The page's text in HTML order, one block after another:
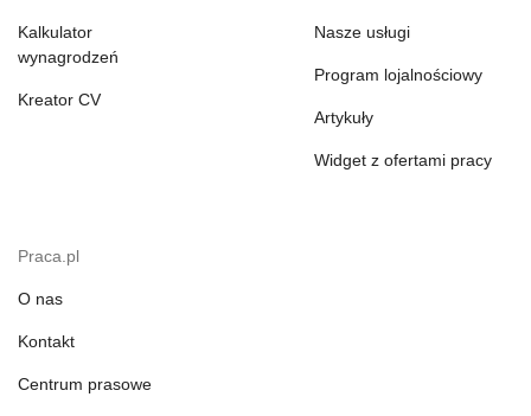
Kalkulator
wynagrodzeń
Kreator CV
Nasze usługi
Program lojalnościowy
Artykuły
Widget z ofertami pracy
Praca.pl
O nas
Kontakt
Centrum prasowe